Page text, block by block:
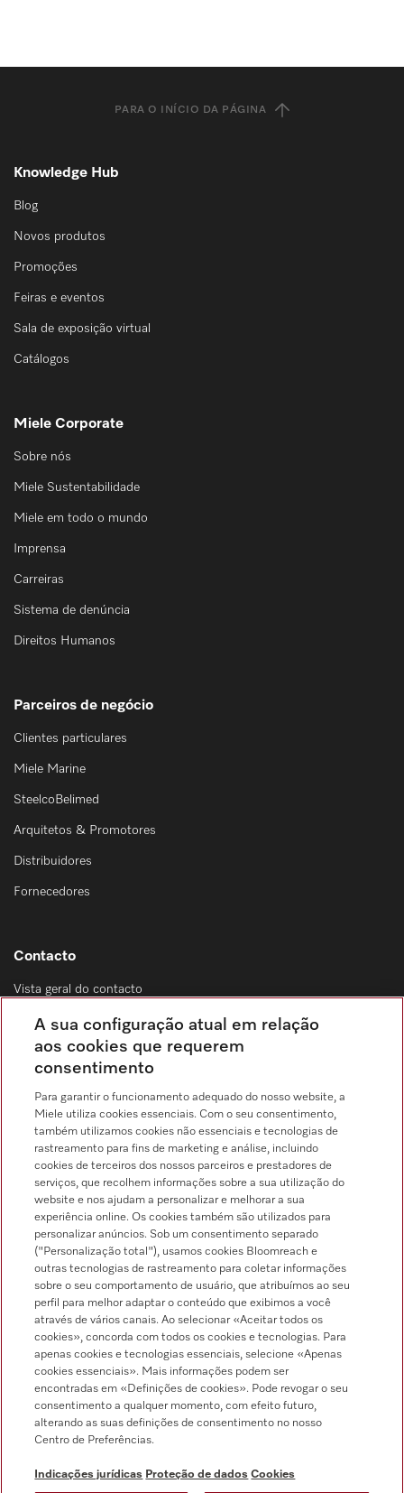
PARA O INÍCIO DA PÁGINA
Knowledge Hub
Blog
Novos produtos
Promoções
Feiras e eventos
Sala de exposição virtual
Catálogos
Miele Corporate
Sobre nós
Miele Sustentabilidade
Miele em todo o mundo
Imprensa
Carreiras
Sistema de denúncia
Direitos Humanos
Parceiros de negócio
Clientes particulares
Miele Marine
SteelcoBelimed
Arquitetos & Promotores
Distribuidores
Fornecedores
Contacto
Vista geral do contacto
Distribuição & Serviço de assistência técnica
Chamada para a rede fixa, de acordo com o seu tarifário, em Portugal e em
Pesquisa de distribuidores
Siga a Miele Professional
Proteção de dados
A sua configuração atual em relação
aos cookies que requerem
consentimento
Para garantir o funcionamento adequado do nosso website, a
Miele utiliza cookies essenciais. Com o seu consentimento,
também utilizamos cookies não essenciais e tecnologias de
rastreamento para fins de marketing e análise, incluindo
cookies de terceiros dos nossos parceiros e prestadores de
serviços, que recolhem informações sobre a sua utilização do
website e nos ajudam a personalizar e melhorar a sua
experiência online. Os cookies também são utilizados para
personalizar anúncios. Sob um consentimento separado
("Personalização total"), usamos cookies Bloomreach e
outras tecnologias de rastreamento para coletar informações
sobre o seu comportamento de usuário, que atribuímos ao seu
perfil para melhor adaptar o conteúdo que exibimos a você
através de vários canais. Ao selecionar «Aceitar todos os
cookies», concorda com todos os cookies e tecnologias. Para
apenas cookies e tecnologias essenciais, selecione «Apenas
cookies essenciais». Mais informações podem ser
encontradas em «Definições de cookies». Pode revogar o seu
consentimento a qualquer momento, com efeito futuro,
alterando as suas definições de consentimento no nosso
Centro de Preferências.
Indicações jurídicas Proteção de dados Cookies